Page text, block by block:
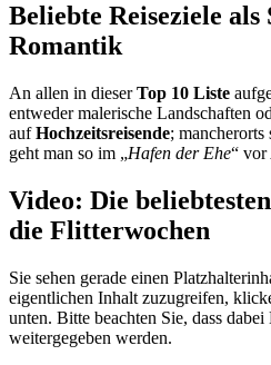
Beliebte Reiseziele
Romantik
An allen in dieserTop 10 Liste
entweder malerische Landschaften
aufHochzeitsreisende;
geht man so im „Hafen der Ehe“ vor
Video: Die
die Flitterwochen
Sie sehen gerade einen
eigentlichen Inhalt zuzugreifen,
unten. Bitte beachten Sie, dass
weitergegeben werden.